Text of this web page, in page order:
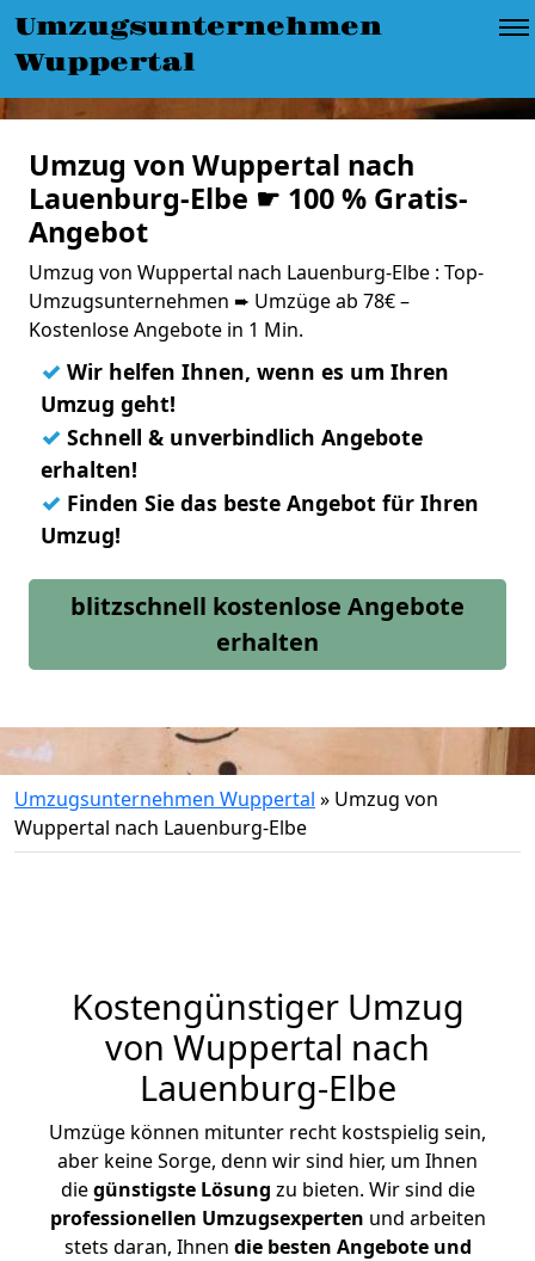
Umzugsunternehmen
Wuppertal
Umzug von Wuppertal nach
Lauenburg-Elbe ☛ 100 % Gratis-
Angebot
Umzug von Wuppertal nach Lauenburg-Elbe : Top-
Umzugsunternehmen ➨ Umzüge ab 78€ –
Kostenlose Angebote in 1 Min.
✓ Wir helfen Ihnen, wenn es um Ihren
Umzug geht!
✓ Schnell & unverbindlich Angebote
erhalten!
✓ Finden Sie das beste Angebot für Ihren
Umzug!
blitzschnell kostenlose Angebote
erhalten
Umzugsunternehmen Wuppertal » Umzug von
Wuppertal nach Lauenburg-Elbe
Kostengünstiger Umzug
von Wuppertal nach
Lauenburg-Elbe
Umzüge können mitunter recht kostspielig sein,
aber keine Sorge, denn wir sind hier, um Ihnen
diegünstigste Lösung zu bieten. Wir sind die
professionellen Umzugsexperten und arbeiten
stets daran, Ihnen die besten Angebote und